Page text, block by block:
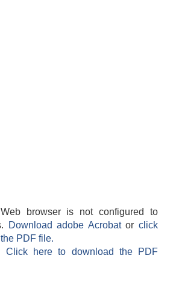
browser is not configured to
Download adobe Acrobatorclick
PDF file.
Click here to download the PDF